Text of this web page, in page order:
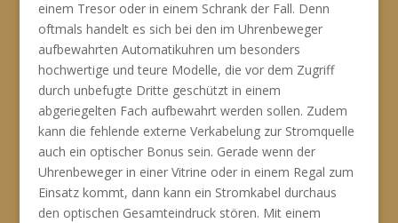
einem Tresor oder in einem Schrank der Fall. Denn
oftmals handelt es sich bei den im Uhrenbeweger
aufbewahrten Automatikuhren um besonders
hochwertige und teure Modelle, die vor dem Zugriff
durch unbefugte Dritte geschützt in einem
abgeriegelten Fach aufbewahrt werden sollen. Zudem
kann die fehlende externe Verkabelung zur Stromquelle
auch ein optischer Bonus sein. Gerade wenn der
Uhrenbeweger in einer Vitrine oder in einem Regal zum
Einsatz kommt, dann kann ein Stromkabel durchaus
den optischen Gesamteindruck stören. Mit einem